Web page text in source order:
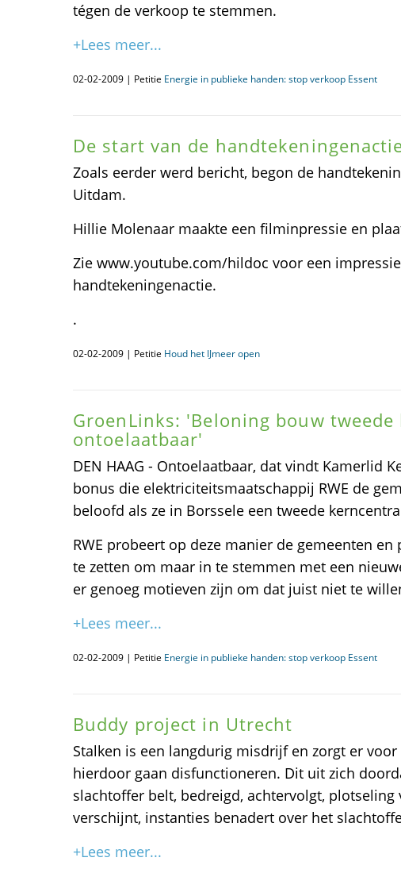
tégen de verkoop te stemmen.
+Lees meer...
02-02-2009 | Petitie Energie in publieke handen: stop verkoop Essent
De start van de
Zoals eerder werd bericht, begon de
Uitdam.
Hillie Molenaar maakte een filminpressie en
Zie www.youtube.com/hildoc voor een
handtekeningenactie.
.
02-02-2009 | Petitie Houd het IJmeer open
GroenLinks: 'Beloning bouw
ontoelaatbaar'
DEN HAAG - Ontoelaatbaar, dat vindt Kamerlid
bonus die elektriciteitsmaatschappij RWE de
beloofd als ze in Borssele een tweede
RWE probeert op deze manier de gemeenten
te zetten om maar in te stemmen met een
er genoeg motieven zijn om dat juist niet te
+Lees meer...
02-02-2009 | Petitie Energie in publieke handen: stop verkoop Essent
Buddy project in Utrecht
Stalken is een langdurig misdrijf en zorgt er
hierdoor gaan disfunctioneren. Dit uit zich
slachtoffer belt, bedreigd, achtervolgt, plotseling
verschijnt, instanties benadert over het
+Lees meer...